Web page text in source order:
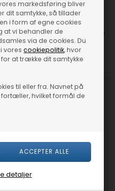
markedsføring bliver
dit samtykke, så tillader
i form af egne cookies
at vi behandler de
via de cookies. Du
vorescookiepolitik, hvor
at trække dit samtykke
til eller fra. Navnet på
hvilket formål de
detaljer
"Dublin" bøjlegreb blank krom 32 /
128 / 160 / 224 mm
DKK 85,00